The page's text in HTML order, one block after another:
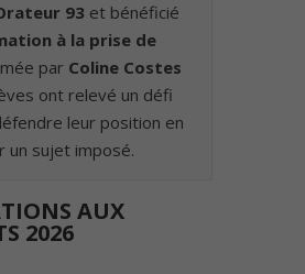
93 et bénéficié
à la prise de
par Coline Costes
ont relevé un défi
leur position en
un sujet imposé.
AUX
2026